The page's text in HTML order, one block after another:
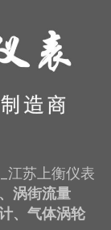
江苏上衡仪表
涡街流量
、气体涡轮